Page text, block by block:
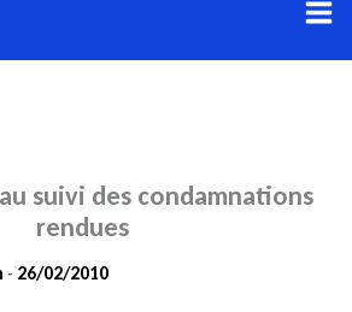
suivi des condamnations
rendues
- 26/02/2010